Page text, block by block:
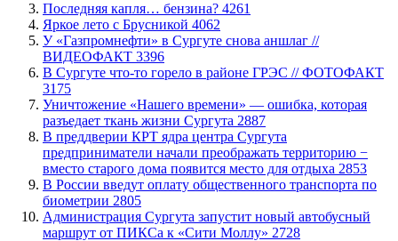
​Последняя капля… бензина? 4261
Яркое лето с Брусникой 4062
У «Газпромнефти» в Сургуте снова аншлаг //
ВИДЕОФАКТ 3396
​В Сургуте что-то горело в районе ГРЭС // ФОТОФАКТ
3175
​Уничтожение «Нашего времени» — ошибка, которая
разъедает ткань жизни Сургута 2887
​В преддверии КРТ ядра центра Сургута
предприниматели начали преображать территорию −
вместо старого дома появится место для отдыха 2853
В России введут оплату общественного транспорта по
биометрии 2805
​Администрация Сургута запустит новый автобусный
маршрут от ПИКСа к «Сити Моллу» 2728